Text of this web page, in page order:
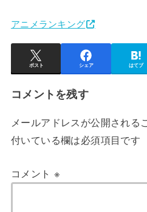
アニメランキング
ポスト シェア はてブ
コメントを残す
メールアドレスが公開される
付いている欄は必須項目です
コメント ※